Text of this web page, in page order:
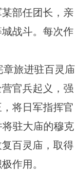
部任团长，亲
战斗。每次作
章旅进驻百灵庙
官兵起义，强
将日军指挥官
驻大庙的穆克
百灵庙，取得
作用。